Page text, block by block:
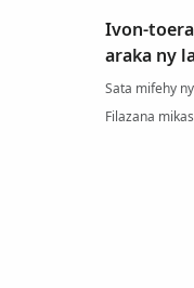
Ivon-
araka ny
Sata mifehy
Filazana